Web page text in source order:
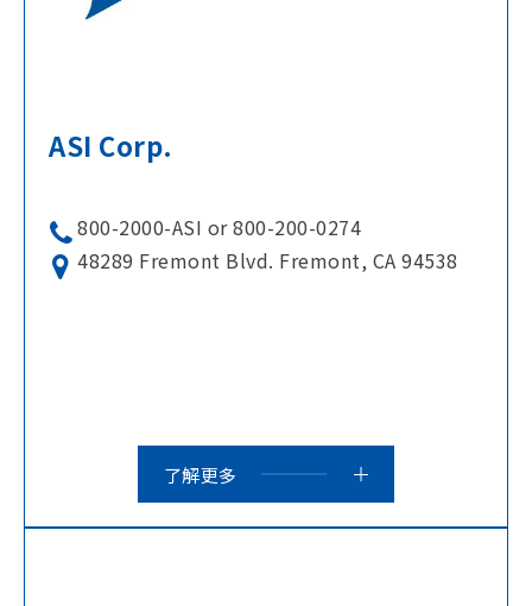
ASI Corp.
800-2000-ASI or 800-200-0274
48289 Fremont Blvd. Fremont, CA 94538
了解更多